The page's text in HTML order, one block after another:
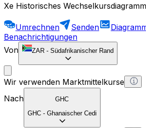
Xe Historisches Wechselkursdiagramm
Umrechnen Senden
Benachrichtigungen
Von
ZAR - Südafrikanischer Rand
Wir verwenden Marktmittelkurse
Nach
GHC
GHC - Ghanaischer Cedi